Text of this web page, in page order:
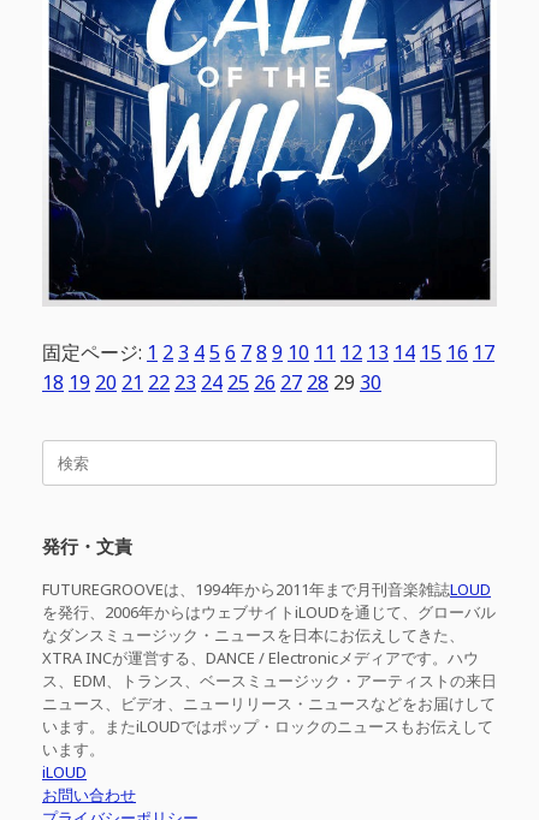
固定ページ: 1 2 3 456 78 9 10 11 12 13 14 15 16 17
18 19 20 21 22 23 24 25 26 27 28 29 30
検
発行・文責
FUTUREGROOVEは、1994年から2011年まで月刊音楽雑誌LOUD
を発行、2006年からはウェブサイトiLOUDを通じて、グローバル
なダンスミュージック・ニュースを日本にお伝えしてきた、
XTRA INCが運営する、DANCE / Electronicメディアです。ハウ
ス、EDM、トランス、ベースミュージック・アーティストの来日
ニュース、ビデオ、ニューリリース・ニュースなどをお届けして
います。またiLOUDではポップ・ロックのニュースもお伝えして
います。
iLOUD
お問い合わせ